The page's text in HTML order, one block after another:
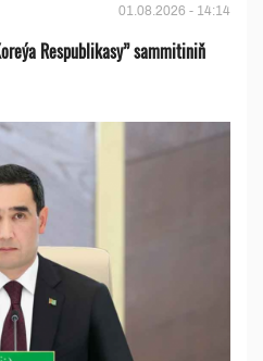
01.08.2026 - 14:14
Respublikasy” sammitiniň